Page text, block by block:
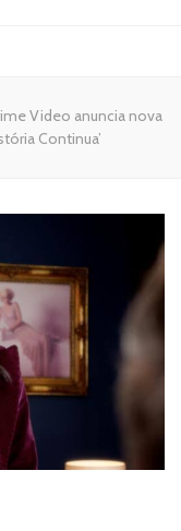
Video anuncia nova
Continua’